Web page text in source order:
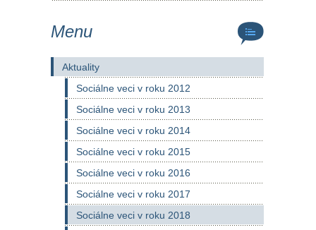
Menu
Aktuality
Sociálne veci v roku 2012
Sociálne veci v roku 2013
Sociálne veci v roku 2014
Sociálne veci v roku 2015
Sociálne veci v roku 2016
Sociálne veci v roku 2017
Sociálne veci v roku 2018